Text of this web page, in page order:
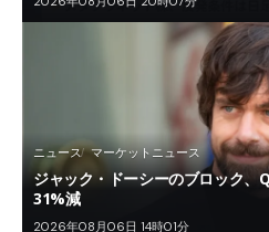
ニュース マーケットニュース
ジャック・ドーシーのブロック、
31%減
2026年08月06日 14時01分